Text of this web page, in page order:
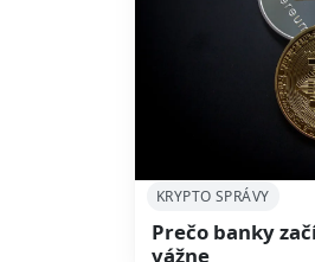
KRYPTO SPRÁVY
Prečo banky
vážne